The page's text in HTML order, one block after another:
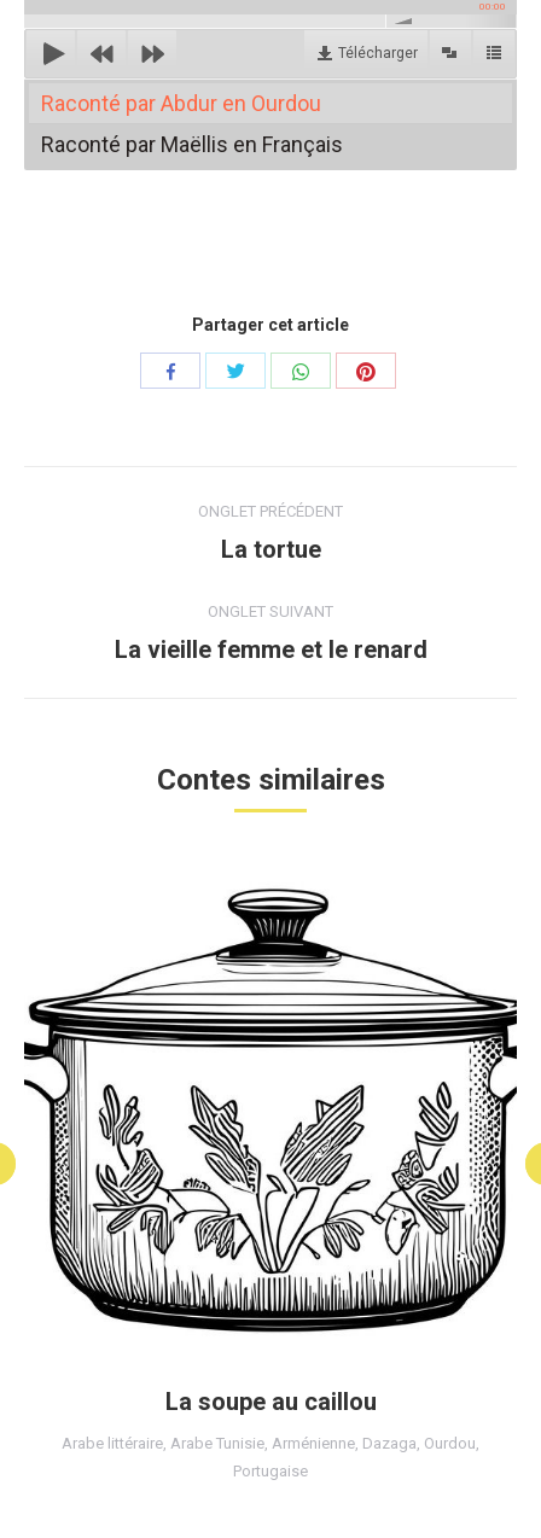
00:00
Télécharger
Raconté par Abdur en Ourdou
Raconté par Maëllis en Français
Partager cet article
Share
Share
Navigation
commentaire
ONGLET PRÉCÉDENT
Onglet
La tortue
ONGLET SUIVANT
Projets
La vieille femme et le renard
Contes similaires
La soupe au caillou
Arabe littéraire, Arabe Tunisie, Arménienne, Dazaga, Ourdou,
Portugaise